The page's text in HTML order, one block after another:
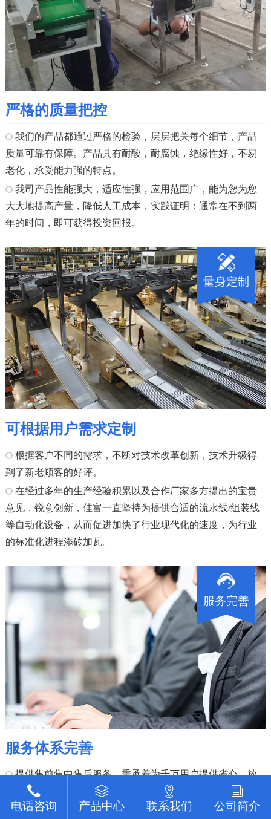
电话咨询 产品中心 联系我们 公司简介
电话咨询 产品中心 联系我们 公司简介
严格的质量把控
我们的产品都通过严格的检验，层层把关每个细节，产品
质量可靠有保障。产品具有耐酸，耐腐蚀，绝缘性好，不易
老化，承受能力强的特点。
我司产品性能强大，适应性强，应用范围广，能为您为您
大大地提高产量，降低人工成本，实践证明：通常在不到两
年的时间，即可获得投资回报。
量身定制
可根据用户需求定制
根据客户不同的需求，不断对技术改革创新，技术升级得
到了新老顾客的好评。
在经过多年的生产经验积累以及合作厂家多方提出的宝贵
意见，锐意创新，佳富一直坚持为提供合适的流水线/组装线
等自动化设备，从而促进加快了行业现代化的速度，为行业
的标准化进程添砖加瓦。
服务完善
服务体系完善
提供售前售中售后服务，秉承着为千万用户提供省心、放
心的服务宗旨，整体完善的优质服务团队，能保障送货及
时，专业的使用指导，售后服务响应快
电话咨询 产品中心 联系我们 公司简介
电话咨询 产品中心 联系我们 公司简介
电话咨询 产品中心 联系我们 公司简介